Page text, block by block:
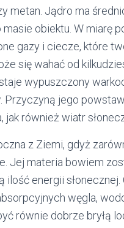
metan. Jądro ma
obiektu. W miarę
gazy i ciecze, które
się wahać od
wypuszczony
Przyczyną jego
również wiatr
z Ziemi, gdyż
Jej materia bowiem
energii
węgla,
równie dobrze bryłą